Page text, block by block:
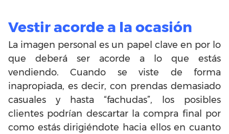
Vestir acorde a la ocasión
La imagen personal es un papel clave en por lo
que deberá ser acorde a lo que estás
vendiendo. Cuando se viste de forma
inapropiada, es decir, con prendas demasiado
casuales y hasta “fachudas”, los posibles
clientes podrían descartar la compra final por
como estás dirigiéndote hacia ellos en cuanto